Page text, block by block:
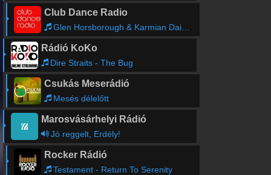
Club Dance Radio
Glen Horsborough & Karmian Dai - For The Love (Earth n Days Radio Edit)
Rádió KoKo
Dire Straits - The Bug
Csukás Meserádió
Mesés délelőtt
Marosvásárhelyi Rádió
Jó reggelt, Erdély!
Rocker Rádió
Testament - Return To Serenity